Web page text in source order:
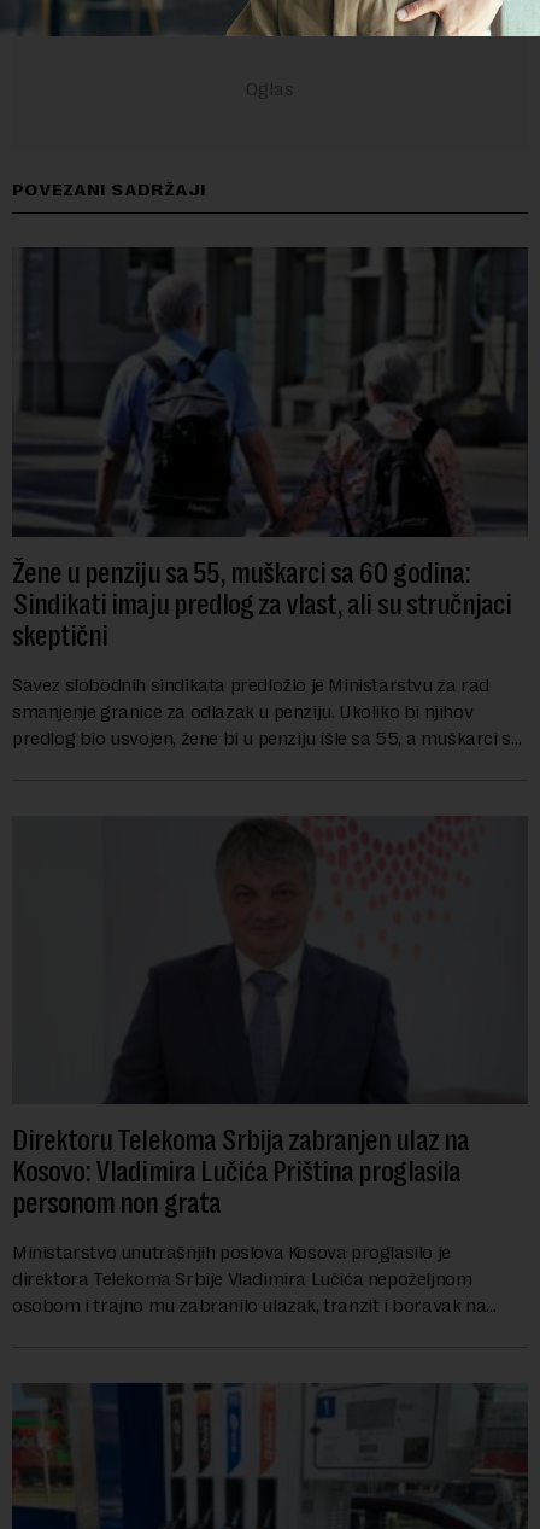
POVEZANI SADRŽAJI
Žene u penziju sa 55, muškarci sa 60 godina:
Sindikati imaju predlog za vlast, ali su stručnjaci
skeptični
Savez slobodnih sindikata predložio je Ministarstvu za rad
smanjenje granice za odlazak u penziju. Ukoliko bi njihov
predlog bio usvojen, žene bi u penziju išle sa 55, a muškarci sa
Direktoru Telekoma Srbija zabranjen ulaz na
Kosovo: Vladimira Lučića Priština proglasila
personom non grata
Ministarstvo unutrašnjih poslova Kosova proglasilo je
direktora Telekoma Srbije Vladimira Lučića nepoželjnom
osobom i trajno mu zabranilo ulazak, tranzit i boravak na